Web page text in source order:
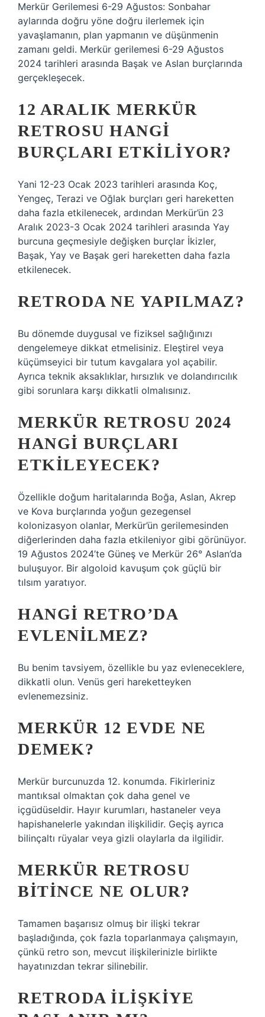
Merkür Gerilemesi 6-29 Ağustos: Sonbahar
aylarında doğru yöne doğru ilerlemek için
yavaşlamanın, plan yapmanın ve düşünmenin
zamanı geldi. Merkür gerilemesi 6-29 Ağustos
2024 tarihleri ​​arasında Başak ve Aslan burçlarında
gerçekleşecek.
12 ARALIK MERKÜR
RETROSU HANGI
BURÇLARI ETKILIYOR?
Yani 12-23 Ocak 2023 tarihleri ​​arasında Koç,
Yengeç, Terazi ve Oğlak burçları geri hareketten
daha fazla etkilenecek, ardından Merkür’ün 23
Aralık 2023-3 Ocak 2024 tarihleri ​​arasında Yay
burcuna geçmesiyle değişken burçlar İkizler,
Başak, Yay ve Başak geri hareketten daha fazla
etkilenecek.
RETRODA NE YAPILMAZ?
Bu dönemde duygusal ve fiziksel sağlığınızı
dengelemeye dikkat etmelisiniz. Eleştirel veya
küçümseyici bir tutum kavgalara yol açabilir.
Ayrıca teknik aksaklıklar, hırsızlık ve dolandırıcılık
gibi sorunlara karşı dikkatli olmalısınız.
MERKÜR RETROSU 2024
HANGI BURÇLARI
ETKILEYECEK?
Özellikle doğum haritalarında Boğa, Aslan, Akrep
ve Kova burçlarında yoğun gezegensel
kolonizasyon olanlar, Merkür’ün gerilemesinden
diğerlerinden daha fazla etkileniyor gibi görünüyor.
19 Ağustos 2024’te Güneş ve Merkür 26° Aslan’da
buluşuyor. Bir algoloid kavuşum çok güçlü bir
tılsım yaratıyor.
HANGI RETRO’DA
EVLENILMEZ?
Bu benim tavsiyem, özellikle bu yaz evleneceklere,
dikkatli olun. Venüs geri hareketteyken
evlenemezsiniz.
MERKÜR 12 EVDE NE
DEMEK?
Merkür burcunuzda 12. konumda. Fikirleriniz
mantıksal olmaktan çok daha genel ve
içgüdüseldir. Hayır kurumları, hastaneler veya
hapishanelerle yakından ilişkilidir. Geçiş ayrıca
bilinçaltı rüyalar veya gizli olaylarla da ilgilidir.
MERKÜR RETROSU
BITINCE NE OLUR?
Tamamen başarısız olmuş bir ilişki tekrar
başladığında, çok fazla toparlanmaya çalışmayın,
çünkü retro son, mevcut ilişkilerinizle birlikte
hayatınızdan tekrar silinebilir.
RETRODA ILIŞKIYE